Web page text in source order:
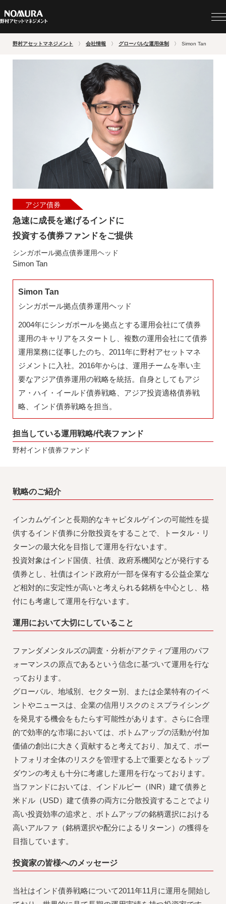
野村アセットマネジメント 会社情報 グローバルな運用体制 Simon Tan
アジア債券
急速に成長を遂げるインドに
投資する債券ファンドをご提供
シンガポール拠点債券運用ヘッド
Simon Tan
Simon Tan
シンガポール拠点債券運用ヘッド
2004年にシンガポールを拠点とする運用会社にて債券
運用のキャリアをスタートし、複数の運用会社にて債券
運用業務に従事したのち、2011年に野村アセットマネ
ジメントに入社。2016年からは、運用チームを率い主
要なアジア債券運用の戦略を統括。自身としてもアジ
ア・ハイ・イールド債券戦略、アジア投資適格債券戦
略、インド債券戦略を担当。
担当している運用戦略/代表ファンド
野村インド債券ファンド
戦略のご紹介
インカムゲインと長期的なキャピタルゲインの可能性を提
供するインド債券に分散投資をすることで、トータル・リ
ターンの最大化を目指して運用を行ないます。
投資対象はインド国債、社債、政府系機関などが発行する
債券とし、社債はインド政府が一部を保有する公益企業な
ど相対的に安定性が高いと考えられる銘柄を中心とし、格
付にも考慮して運用を行ないます。
運用において大切にしていること
ファンダメンタルズの調査・分析がアクティブ運用のパフ
ォーマンスの原点であるという信念に基づいて運用を行な
っております。
グローバル、地域別、セクター別、または企業特有のイベ
ントやニュースは、企業の信用リスクのミスプライシング
を発見する機会をもたらす可能性があります。さらに合理
的で効率的な市場においては、ボトムアップの活動が付加
価値の創出に大きく貢献すると考えており、加えて、ポー
トフォリオ全体のリスクを管理する上で重要となるトップ
ダウンの考えも十分に考慮した運用を行なっております。
当ファンドにおいては、インドルピー（INR）建て債券と
米ドル（USD）建て債券の両方に分散投資することでより
高い投資効率の追求と、ボトムアップの銘柄選択における
高いアルファ（銘柄選択や配分によるリターン）の獲得を
目指しています。
投資家の皆様へのメッセージ
当社はインド債券戦略について2011年11月に運用を開始し